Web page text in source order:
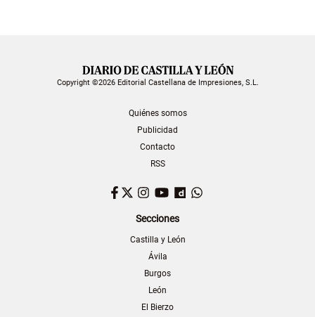
Copyright ©2026 Editorial Castellana de Impresiones, S.L.
Quiénes somos
Publicidad
Contacto
RSS
Facebook
TwitterInstagram
YouTubeDailymotion
Secciones
Castilla y León
Ávila
Burgos
León
El Bierzo